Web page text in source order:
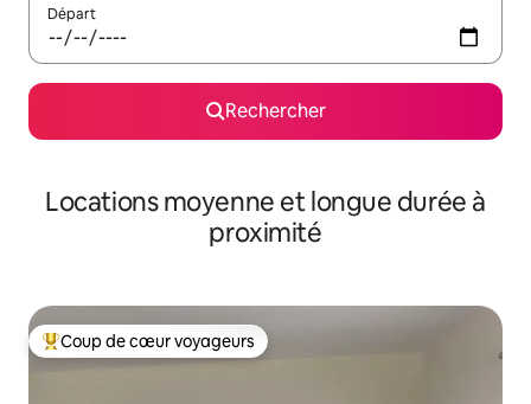
Départ
Rechercher
Locations moyenne et longue durée à
proximité
Coups de cœur voyageurs les plus appréciés
Coup de cœur voyageurs